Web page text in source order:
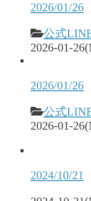
2026/01/26
公式
2026-01-
2026/01/26
公式
2026-01-
2024/10/21